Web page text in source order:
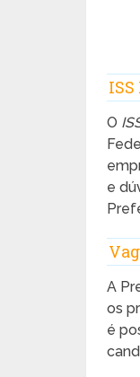
O
e
A
os
é